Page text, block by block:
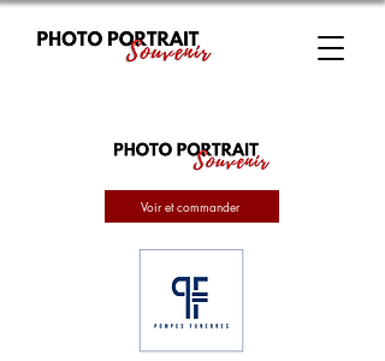
Voir et commander